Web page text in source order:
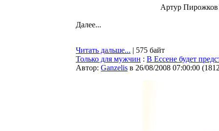
Артур
Далее...
Читать дальше... | 575 байт
Только для мужчин : В Ессене будет
Автор: Ganzelis в 26/08/2008 07:00:00 (